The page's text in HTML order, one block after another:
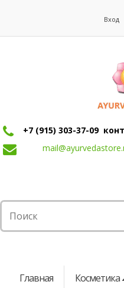
Вход
+7 (915) 303-37-09
Главная Косметика